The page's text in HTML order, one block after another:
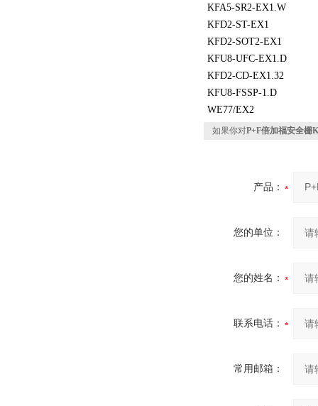
KFA5-SR2-EX1.W
KFD2-ST-EX1
KFD2-SOT2-EX1
KFU8-UFC-EX1.D
KFD2-CD-EX1.32
KFU8-FSSP-1.D
WE77/EX2
如果你对P+F倍加福安全栅
产品：
您的单位：
您的姓名：
联系电话：
常用邮箱：